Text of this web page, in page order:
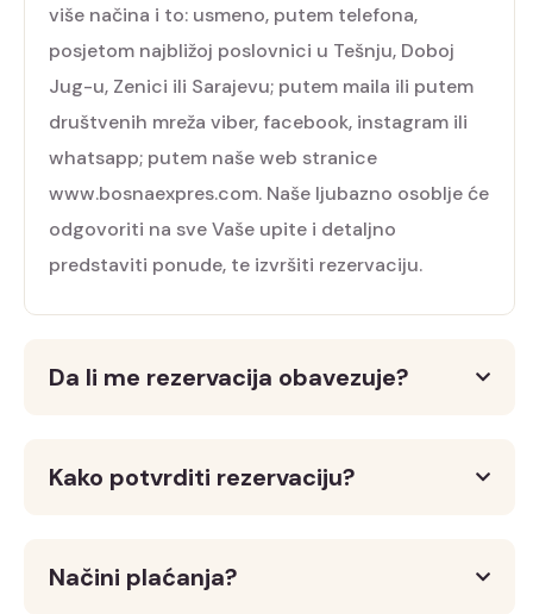
više načina i to: usmeno, putem telefona,
posjetom najbližoj poslovnici u Tešnju, Doboj
Jug-u, Zenici ili Sarajevu; putem maila ili putem
društvenih mreža viber, facebook, instagram ili
whatsapp; putem naše web stranice
www.bosnaexpres.com. Naše ljubazno osoblje će
odgovoriti na sve Vaše upite i detaljno
predstaviti ponude, te izvršiti rezervaciju.
Da li me rezervacija obavezuje?
Kako potvrditi rezervaciju?
Načini plaćanja?